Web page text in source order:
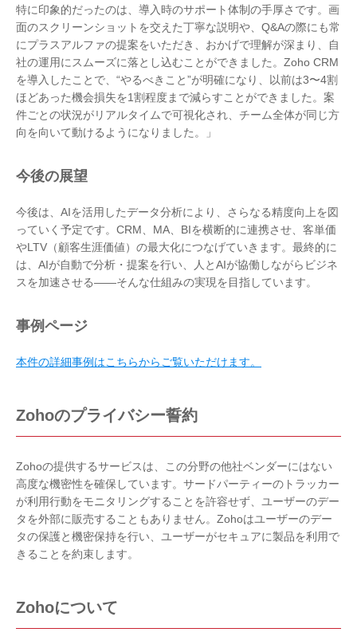
特に印象的だったのは、導入時のサポート体制の手厚さです。画
面のスクリーンショットを交えた丁寧な説明や、Q&Aの際にも常
にプラスアルファの提案をいただき、おかげで理解が深まり、自
社の運用にスムーズに落とし込むことができました。Zoho CRM
を導入したことで、“やるべきこと”が明確になり、以前は3〜4割
ほどあった機会損失を1割程度まで減らすことができました。案
件ごとの状況がリアルタイムで可視化され、チーム全体が同じ方
向を向いて動けるようになりました。」
今後の展望
今後は、AIを活用したデータ分析により、さらなる精度向上を図
っていく予定です。CRM、MA、BIを横断的に連携させ、客単価
やLTV（顧客生涯価値）の最大化につなげていきます。最終的に
は、AIが自動で分析・提案を行い、人とAIが協働しながらビジネ
スを加速させる——そんな仕組みの実現を目指しています。
事例ページ
本件の詳細事例はこちらからご覧いただけます。
Zohoのプライバシー誓約
Zohoの提供するサービスは、この分野の他社ベンダーにはない
高度な機密性を確保しています。サードパーティーのトラッカー
が利用行動をモニタリングすることを許容せず、ユーザーのデー
タを外部に販売することもありません。Zohoはユーザーのデー
タの保護と機密保持を行い、ユーザーがセキュアに製品を利用で
きることを約束します。
Zohoについて